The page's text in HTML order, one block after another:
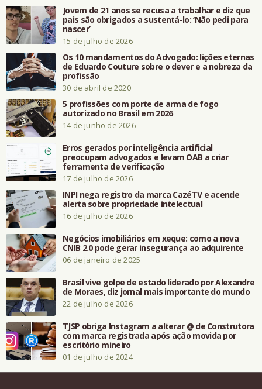
Jovem de 21 anos se recusa a trabalhar e diz que
pais são obrigados a sustentá-lo: ‘Não pedi para
nascer’
15 de julho de 2026
Os 10 mandamentos do Advogado: lições eternas
de Eduardo Couture sobre o dever e a nobreza da
profissão
30 de abril de 2020
5 profissões com porte de arma de fogo
autorizado no Brasil em 2026
14 de junho de 2026
Erros gerados por inteligência artificial
preocupam advogados e levam OAB a criar
ferramenta de verificação
17 de julho de 2026
INPI nega registro da marca CazéTV e acende
alerta sobre propriedade intelectual
16 de julho de 2026
Negócios imobiliários em xeque: como a nova
CNIB 2.0 pode gerar insegurança ao adquirente
06 de janeiro de 2025
Brasil vive golpe de estado liderado por Alexandre
de Moraes, diz jornal mais importante do mundo
22 de julho de 2026
TJSP obriga Instagram a alterar @ de Construtora
com marca registrada após ação movida por
escritório mineiro
01 de julho de 2024